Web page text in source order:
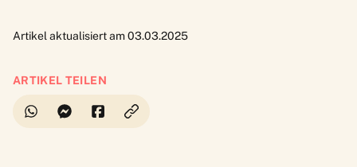
Artikel aktualisiert am 03.03.2025
ARTIKEL TEILEN